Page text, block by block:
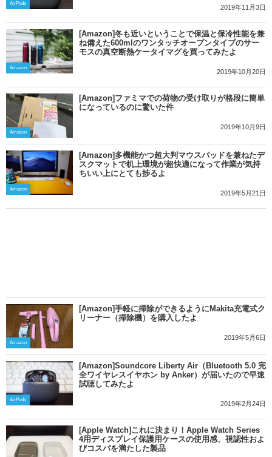
AirPods
2019年11月3日
Amazon
[Amazon]冬も近いということで保温と保冷性能を兼
ね備えた600mlのワンタッチオープンタイプのサー
モスの真空断熱ケータイマグを買ってみたよ
2019年10月20日
Amazon
[Amazon]ファミマでの荷物の受け取りが格段に簡単
になっているのに驚いた件
2019年10月9日
Amazon
[Amazon]多機能かつ超大判マウスパッドを兼ねたデ
スクマットで机上環境が超快適になって作業が気持
ちいい上にとても捗るよ
2019年5月21日
Amazon
[Amazon]手軽に掃除ができるようにMakita充電式ク
リーナー（掃除機）を購入したよ
2019年5月6日
AirPods
[Amazon]Soundcore Liberty Air（Bluetooth 5.0 完
全ワイヤレスイヤホン by Anker）が届いたので早速
試聴してみたよ
2019年2月24日
[Apple Watch]これに決まり！Apple Watch Series
4用ディスプレイ保護用ケースの使用感、視認性およ
びコスパを満たした製品